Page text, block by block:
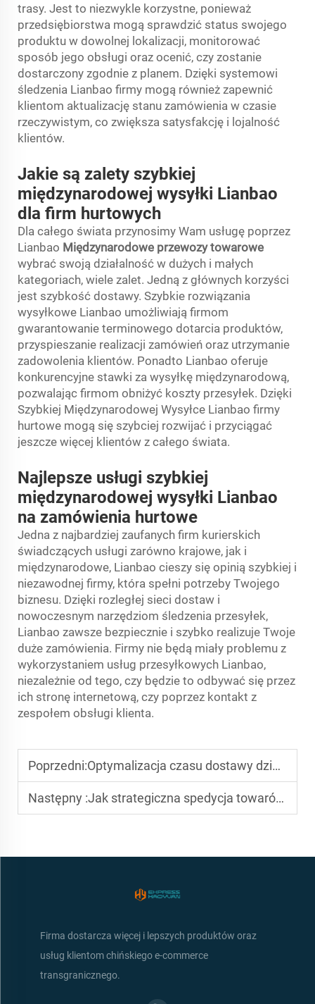
trasy. Jest to niezwykle korzystne, ponieważ
przedsiębiorstwa mogą sprawdzić status swojego
produktu w dowolnej lokalizacji, monitorować
sposób jego obsługi oraz ocenić, czy zostanie
dostarczony zgodnie z planem. Dzięki systemowi
śledzenia Lianbao firmy mogą również zapewnić
klientom aktualizację stanu zamówienia w czasie
rzeczywistym, co zwiększa satysfakcję i lojalność
klientów.
Jakie są zalety szybkiej
międzynarodowej wysyłki Lianbao
dla firm hurtowych
Dla całego świata przynosimy Wam usługę poprzez
Lianbao Międzynarodowe przewozy towarowe
wybrać swoją działalność w dużych i małych
kategoriach, wiele zalet. Jedną z głównych korzyści
jest szybkość dostawy. Szybkie rozwiązania
wysyłkowe Lianbao umożliwiają firmom
gwarantowanie terminowego dotarcia produktów,
przyspieszanie realizacji zamówień oraz utrzymanie
zadowolenia klientów. Ponadto Lianbao oferuje
konkurencyjne stawki za wysyłkę międzynarodową,
pozwalając firmom obniżyć koszty przesyłek. Dzięki
Szybkiej Międzynarodowej Wysyłce Lianbao firmy
hurtowe mogą się szybciej rozwijać i przyciągać
jeszcze więcej klientów z całego świata.
Najlepsze usługi szybkiej
międzynarodowej wysyłki Lianbao
na zamówienia hurtowe
Jedna z najbardziej zaufanych firm kurierskich
świadczących usługi zarówno krajowe, jak i
międzynarodowe, Lianbao cieszy się opinią szybkiej i
niezawodnej firmy, która spełni potrzeby Twojego
biznesu. Dzięki rozległej sieci dostaw i
nowoczesnym narzędziom śledzenia przesyłek,
Lianbao zawsze bezpiecznie i szybko realizuje Twoje
duże zamówienia. Firmy nie będą miały problemu z
wykorzystaniem usług przesyłkowych Lianbao,
niezależnie od tego, czy będzie to odbywać się przez
ich stronę internetową, czy poprzez kontakt z
zespołem obsługi klienta.
Poprzedni:Optymalizacja czasu dostawy dzięki zaawansowanym międzynarodowym usługom ekspresowym
Następny :Jak strategiczna spedycja towarów z Chin do USA napędza handel globalny
Firma dostarcza więcej i lepszych produktów oraz
usług klientom chińskiego e-commerce
transgranicznego.